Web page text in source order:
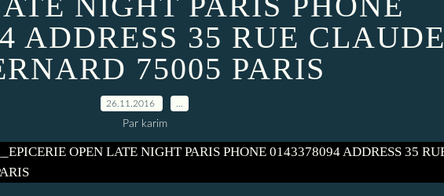
ADDRESS 35 RUE CLAUDE
75005 PARIS
26.11.2016
Par karim